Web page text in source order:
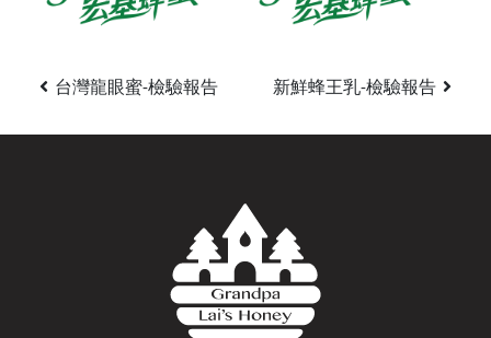
台灣龍眼蜜-檢驗報告 新鮮蜂王乳-檢驗報告